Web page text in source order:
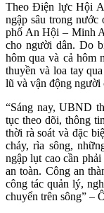
Theo Điện lực Hội
ngập sâu trong
phố An Hội – Minh
cho người dân. Do
hôm qua và cả hôm
thuyền và loa tay
lũ và vận động người
“Sáng nay, UBND
tục theo dõi, thông
thời rà soát và đặc
chảy, rìa sông,
ngập lụt cao cần
an toàn. Công an
công tác quản lý,
chuyển trên sông” –